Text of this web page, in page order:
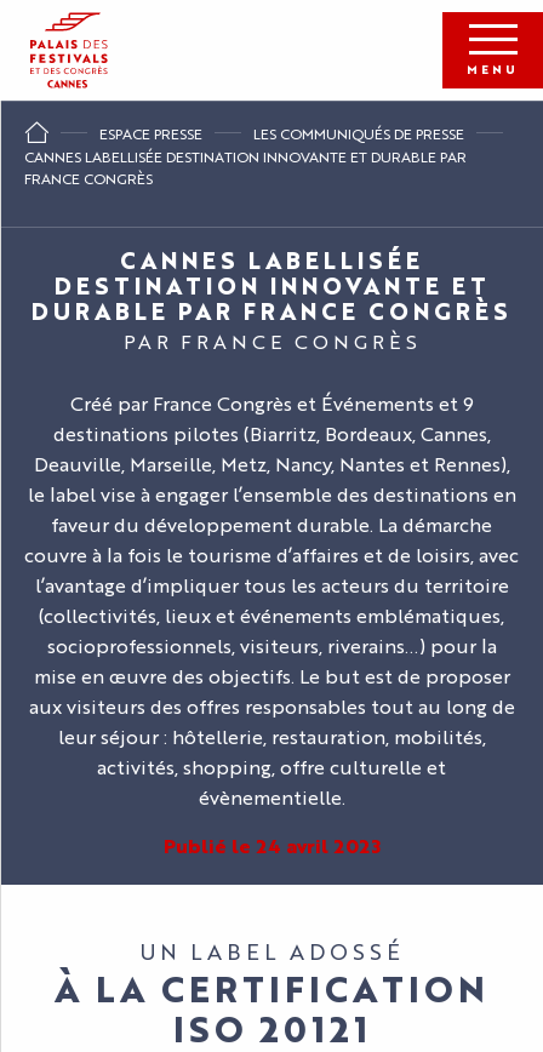
contenu
principal
MENU
ESPACE PRESSE
LES COMMUNIQUÉS DE PRESSE
CANNES LABELLISÉE DESTINATION INNOVANTE ET DURABLE PAR
FRANCE CONGRÈS
CANNES LABELLISÉE
DESTINATION INNOVANTE ET
DURABLE PAR FRANCE CONGRÈS
PAR FRANCE CONGRÈS
Créé par France Congrès et Événements et 9
destinations pilotes (Biarritz, Bordeaux, Cannes,
Deauville, Marseille, Metz, Nancy, Nantes et Rennes),
le label vise à engager l’ensemble des destinations en
faveur du développement durable. La démarche
couvre à la fois le tourisme d’affaires et de loisirs, avec
l’avantage d’impliquer tous les acteurs du territoire
(collectivités, lieux et événements emblématiques,
socioprofessionnels, visiteurs, riverains…) pour la
mise en œuvre des objectifs. Le but est de proposer
aux visiteurs des offres responsables tout au long de
leur séjour : hôtellerie, restauration, mobilités,
activités, shopping, offre culturelle et
évènementielle.
Publié le 24 avril 2023
UN LABEL ADOSSÉ
À LA CERTIFICATION
ISO 20121